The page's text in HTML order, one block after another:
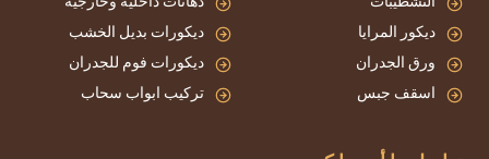
التشطيبات
دهانات داخلية وخارجية
ديكور المرايا
ديكورات بديل الخشب
ورق الجدران
ديكورات فوم للجدران
اسقف جبس
تركيب ابواب سحاب